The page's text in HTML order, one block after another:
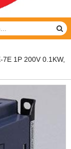
1P 200V 0.1KW,